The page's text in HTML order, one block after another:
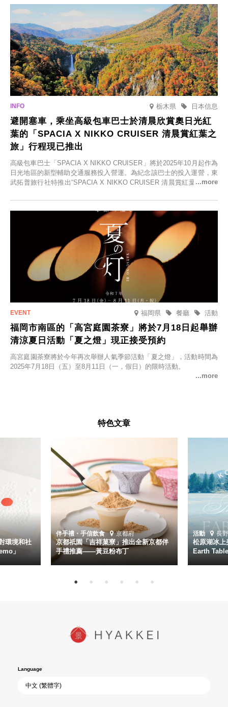
栃木県 日本信息
避開塞車，乘坐高級包車巴士於清晨欣賞奧日光紅
葉的「SPACIA X NIKKO CRUISER 清晨賞紅葉之
旅」行程現已推出
高級包車巴士「SPACIA X NIKKO CRUISER」將於2025年10月起作為
日光地區的新型輔助交通服務投入營運。為紀念該巴士的投入運營，東
武拓普旅行社特推出“SPACIA X NIKKO CRUISER 清晨賞紅葉之旅”，
福岡県 活動
餐廳
福岡市南區的「高宮庭園茶寮」將於7月18日起舉辦
清涼夏日活動「夏之燈」現正接受預約
高宮庭園茶寮將於今年再次舉辦人氣季節活動「夏之燈」，活動時間為
2025年7月18日（五）至8月11日（一，假日）的限時活動。
特色文章
環境和社
」
伴手禮・手信飲食 京都府
京都祇園「吉祥菓寮」推出全新京都伴
手禮推薦——黃豆粉布丁
活動 長
松原湖冰
Earth
Language